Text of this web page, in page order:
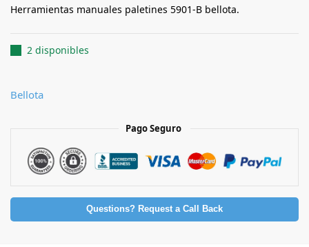
Herramientas manuales paletines 5901-B bellota.
2 disponibles
Bellota
Pago Seguro
Questions? Request a Call Back